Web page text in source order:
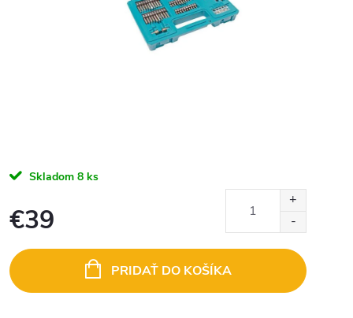
Skladom 8 ks
€39
cena:
PRIDAŤ DO KOŠÍKA